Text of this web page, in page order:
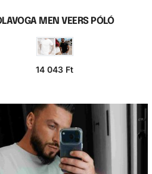
MEN VEERS PÓLÓ
14 043 Ft